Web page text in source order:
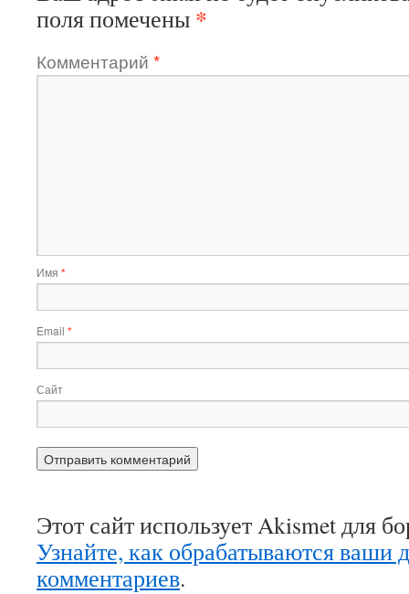
поля помечены *
Комментарий *
Имя *
Email *
Сайт
Этот сайт использует Akismet для
Узнайте, как обрабатываются ваши
комментариев.